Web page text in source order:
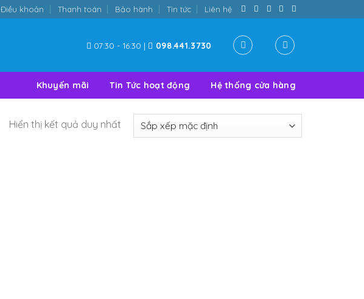
Điều khoản Thanh toán Bảo hành Tin tức Liên hệ
07:30 - 16:30 | 098.441.3730
Khuyến mãi Tin Tức hoạt động Hệ thống cửa hàng
Hiển thị kết quả duy nhất